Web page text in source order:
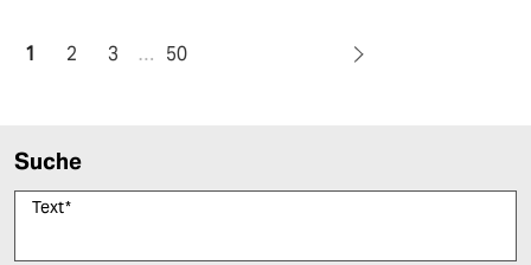
1 2 3 … 50
Suche
Text*